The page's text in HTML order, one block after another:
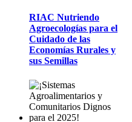
RIAC Nutriendo
Agroecologías para el
Cuidado de las
Economías Rurales y
sus Semillas